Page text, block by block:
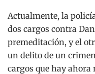
Actualmente, la
dos cargos contra
premeditación, y el
un delito de un
cargos que hay ahora